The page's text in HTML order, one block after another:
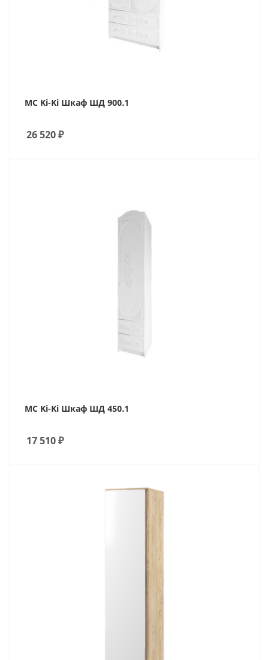
МС Ki-Ki Шкаф ШД 900.1
26 520₽
МС Ki-Ki Шкаф ШД 450.1
17 510₽